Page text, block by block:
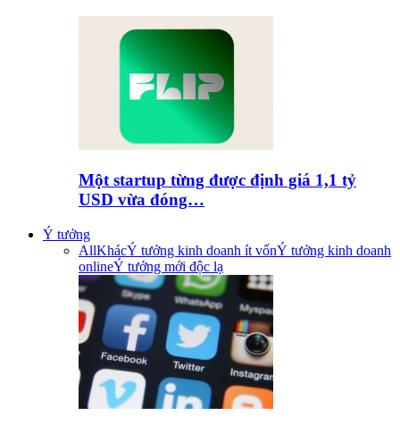
Một startup từng được định giá 1,1 tỷ
USD vừa đóng…
Ý tưởng
AllKhácÝ tưởng kinh doanh ít vốnÝ tưởng kinh doanh
onlineÝ tưởng mới độc lạ